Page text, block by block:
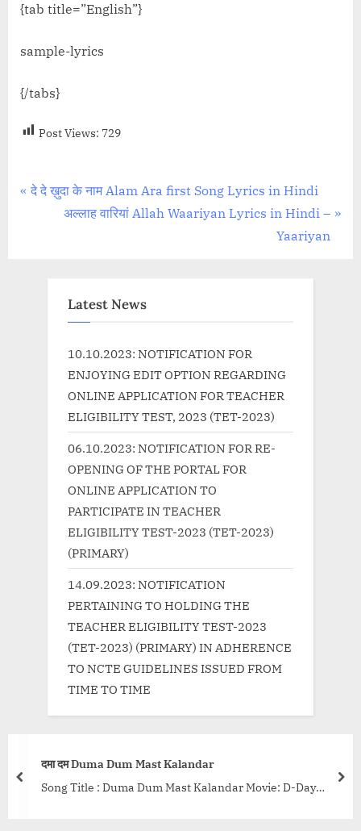
{tab title=”English”}
sample-lyrics
{/tabs}
Post Views: 729
Post
navigation
P
दे दे ख़ुदा के नाम Alam Ara first Song Lyrics in Hindi
N
P
o
s
t
अल्लाह वारियां Allah Waariyan Lyrics in Hindi –
Yaariyan
Latest News
10.10.2023: NOTIFICATION FOR
ENJOYING EDIT OPTION REGARDING
ONLINE APPLICATION FOR TEACHER
ELIGIBILITY TEST, 2023 (TET-2023)
06.10.2023: NOTIFICATION FOR RE-
OPENING OF THE PORTAL FOR
ONLINE APPLICATION TO
PARTICIPATE IN TEACHER
ELIGIBILITY TEST-2023 (TET-2023)
(PRIMARY)
14.09.2023: NOTIFICATION
PERTAINING TO HOLDING THE
TEACHER ELIGIBILITY TEST-2023
(TET-2023) (PRIMARY) IN ADHERENCE
TO NCTE GUIDELINES ISSUED FROM
TIME TO TIME
Dum Mast Kalandar
Dum Mast Kalandar Movie: D-Day
Madalina
Song Title :
prev